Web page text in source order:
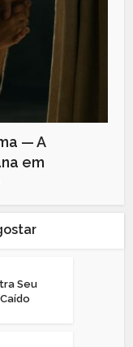
— A
em
Seu